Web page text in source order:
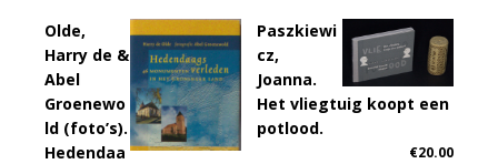
Olde,
Harry de &
Abel
Groenewo
ld (foto’s).
Hedendaa
Paszkiewi
cz,
Joanna.
Het vliegtuig koopt een
potlood.
€20.00